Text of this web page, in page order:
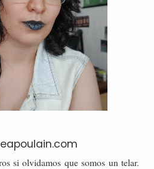
si olvidamos que somos un telar.